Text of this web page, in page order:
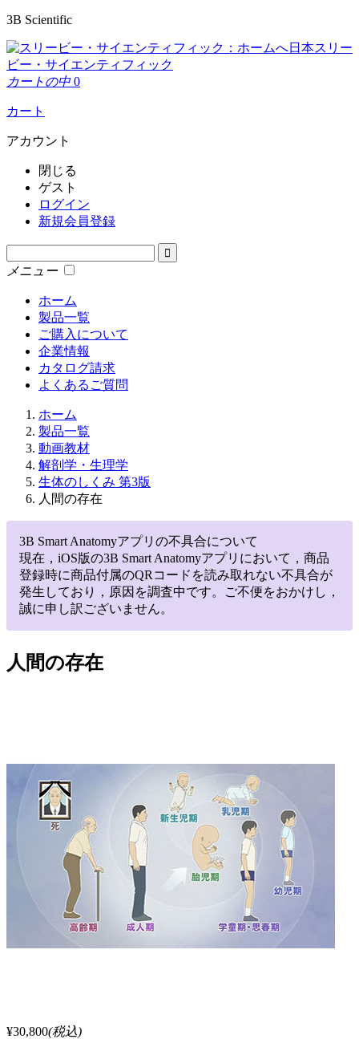
3B Scientific
日本スリー
ビー・サイエンティフィック
カートの中 0
カート
アカウント
閉じる
ゲスト
ログイン
新規会員登録
メニュー
ホーム
製品一覧
ご購入について
企業情報
カタログ請求
よくあるご質問
ホーム
製品一覧
動画教材
解剖学・生理学
生体のしくみ 第3版
人間の存在
3B Smart Anatomyアプリの不具合について
現在，iOS版の3B Smart Anatomyアプリにおいて，商品
登録時に商品付属のQRコードを読み取れない不具合が
発生しており，原因を調査中です。ご不便をおかけし，
誠に申し訳ございません。
人間の存在
¥30,800(税込)